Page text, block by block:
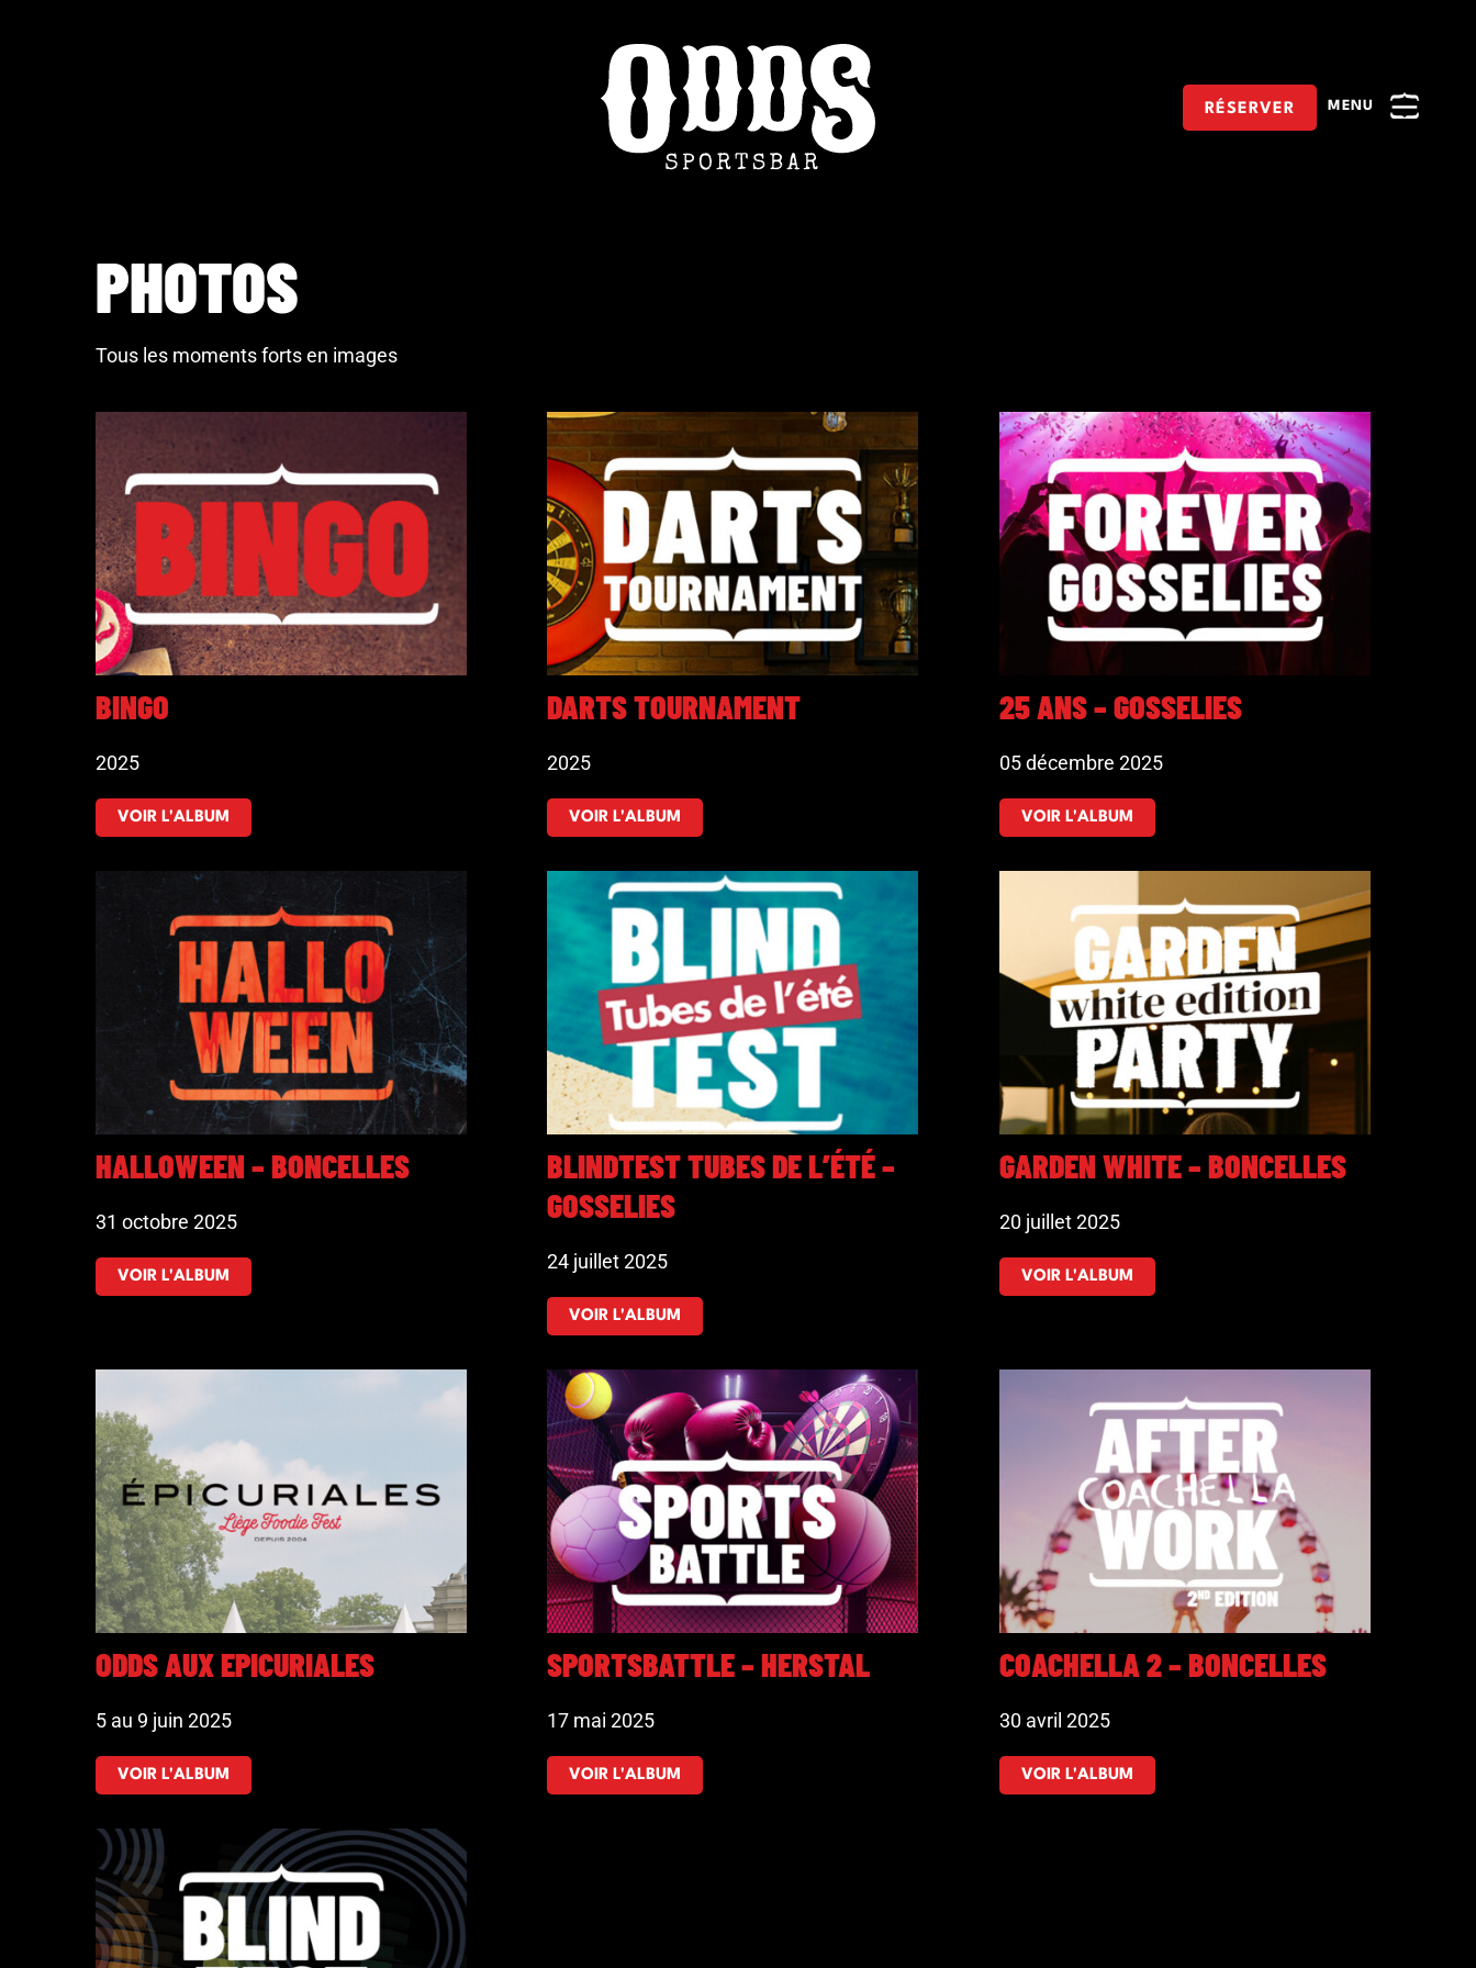
RÉSERVER
PHOTOS
Tous les moments forts en images
BINGO
2025
VOIR L'ALBUM
DARTS TOURNAMENT
2025
VOIR L'ALBUM
25 ANS – GOSSELIES
05 décembre 2025
VOIR L'ALBUM
HALLOWEEN – BONCELLES
31 octobre 2025
VOIR L'ALBUM
BLINDTEST TUBES DE L’ÉTÉ –
GOSSELIES
24 juillet 2025
VOIR L'ALBUM
GARDEN WHITE – BONCELLES
20 juillet 2025
VOIR L'ALBUM
ODDS AUX EPICURIALES
5 au 9 juin 2025
VOIR L'ALBUM
SPORTSBATTLE – HERSTAL
17 mai 2025
VOIR L'ALBUM
COACHELLA 2 – BONCELLES
30 avril 2025
VOIR L'ALBUM